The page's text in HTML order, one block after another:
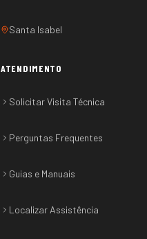
Santa Isabel
ATENDIMENTO
Solicitar Visita Técnica
Perguntas Frequentes
Guias e Manuais
Localizar Assistência